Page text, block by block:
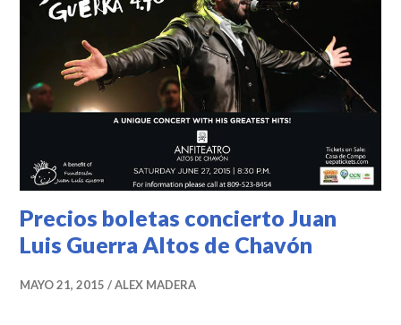
Precios boletas concierto Juan
Luis Guerra Altos de Chavón
MAYO 21, 2015 ALEX MADERA